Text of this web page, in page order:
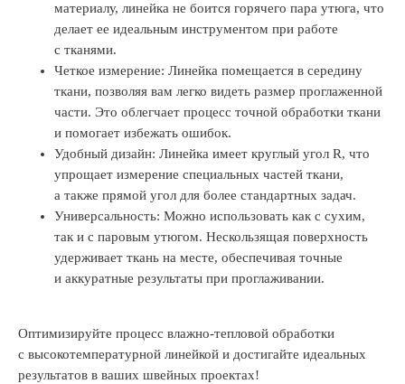
материалу, линейка не боится горячего пара утюга, что
делает ее идеальным инструментом при работе
с тканями.
Четкое измерение: Линейка помещается в середину
ткани, позволяя вам легко видеть размер проглаженной
части. Это облегчает процесс точной обработки ткани
и помогает избежать ошибок.
Удобный дизайн: Линейка имеет круглый угол R, что
упрощает измерение специальных частей ткани,
а также прямой угол для более стандартных задач.
Универсальность: Можно использовать как с сухим,
так и с паровым утюгом. Нескользящая поверхность
удерживает ткань на месте, обеспечивая точные
и аккуратные результаты при проглаживании.
Оптимизируйте процесс влажно-тепловой обработки
с высокотемпературной линейкой и достигайте идеальных
результатов в ваших швейных проектах!